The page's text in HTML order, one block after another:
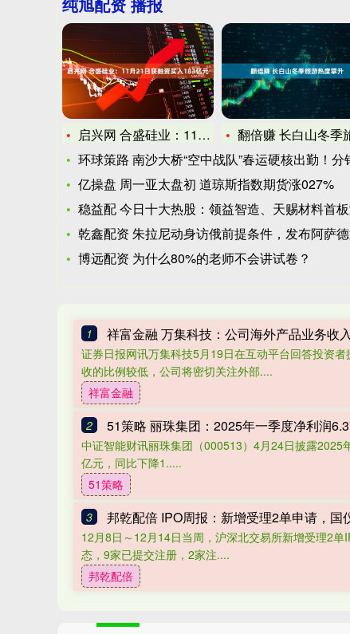
启兴网 合盛硅业：11月21日获融资买入183亿元
翻倍赚 长白山冬季旅游热度攀
环球策路 南沙大桥“空中战队”春运硬核出勤！分钟级响应守护
亿操盘 周一亚太盘初 道琼斯指数期货涨027%
稳益配 今日十大热股：领益智造、天赐材料首板涨停，万向钱
乾鑫配资 朱拉尼动身访俄前提条件，发布阿萨德通缉令，普京
博远配资 为什么80%的老师不会讲试卷？
1 祥富金融 万集科技：公司海外产品业务收
证券日报网讯万集科技5月19日在互动平台回答投资
收的比例较低，公司将密切关注外部....
祥富金融
2 51策略 丽珠集团：2025年一季度净利润
中证智能财讯丽珠集团（000513）4月24日披露2025
亿元，同比下降1.....
51策略
3 邦乾配倍 IPO周报：新增受理2单申请，
12月8日～12月14日当周，沪深北交易所新增受理2
态，9家已提交注册，2家注....
邦乾配倍